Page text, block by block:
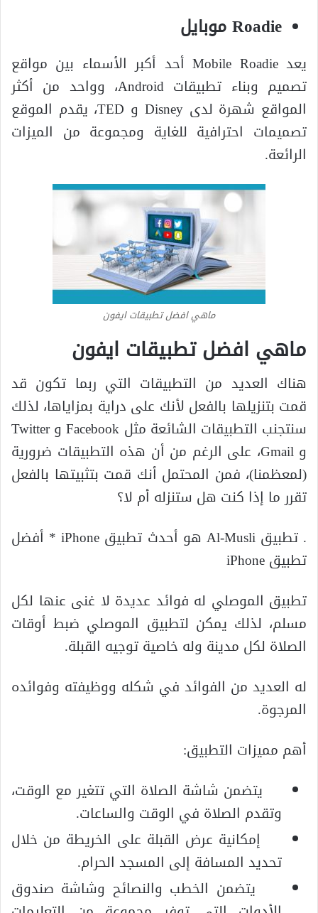
Roadie موبايل
يعد Mobile Roadie أحد أكبر الأسماء بين مواقع
تصميم وبناء تطبيقات Android، وواحد من أكثر
المواقع شهرة لدى Disney و TED، يقدم الموقع
تصميمات احترافية للغاية ومجموعة من الميزات
الرائعة.
ماهي افضل تطبيقات ايفون
ماهي افضل تطبيقات ايفون
هناك العديد من التطبيقات التي ربما تكون قد
قمت بتنزيلها بالفعل لأنك على دراية بمزاياها، لذلك
سنتجنب التطبيقات الشائعة مثل Facebook و Twitter
و Gmail، على الرغم من أن هذه التطبيقات ضرورية
(لمعظمنا)، فمن المحتمل أنك قمت بتثبيتها بالفعل
تقرر ما إذا كنت هل ستنزله أم لا؟
. تطبيق Al-Musli هو أحدث تطبيق iPhone * أفضل
تطبيق iPhone
تطبيق الموصلي له فوائد عديدة لا غنى عنها لكل
مسلم، لذلك يمكن لتطبيق الموصلي ضبط أوقات
الصلاة لكل مدينة وله خاصية توجيه القبلة.
له العديد من الفوائد في شكله ووظيفته وفوائده
المرجوة.
أهم مميزات التطبيق:
يتضمن شاشة الصلاة التي تتغير مع الوقت،
وتقدم الصلاة في الوقت والساعات.
إمكانية عرض القبلة على الخريطة من خلال
تحديد المسافة إلى المسجد الحرام.
يتضمن الخطب والنصائح وشاشة صندوق